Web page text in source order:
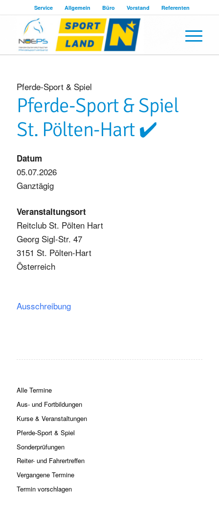
Service Allgemein Büro Vorstand Referenten
Pferde-Sport & Spiel
Pferde-Sport & Spiel
St. Pölten-Hart ✔️
Datum
05.07.2026
Ganztägig
Veranstaltungsort
Reitclub St. Pölten Hart
Georg Sigl-Str. 47
3151 St. Pölten-Hart
Österreich
Ausschreibung
Alle Termine
Aus- und Fortbildungen
Kurse & Veranstaltungen
Pferde-Sport & Spiel
Sonderprüfungen
Reiter- und Fahrertreffen
Vergangene Termine
Termin vorschlagen